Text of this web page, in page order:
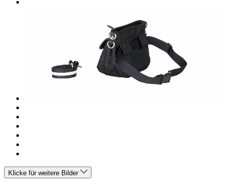
Klicke für weitere Bilder